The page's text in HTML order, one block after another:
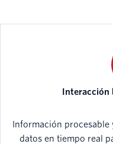
Interacción
Información procesable
datos en tiempo real